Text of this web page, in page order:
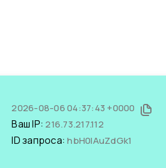
2026-08-06 04:37:43 +0000
Ваш IP:216.73.217.112
ID запроса:hbH0lAuZdGk1